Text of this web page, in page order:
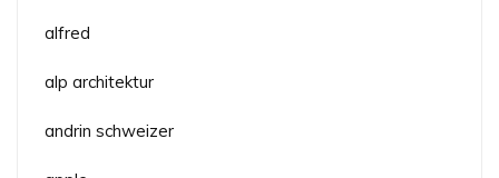
alfred
alp architektur
andrin schweizer